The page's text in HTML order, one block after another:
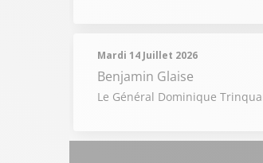
Mardi 14 Juillet 2026
Benjamin Glaise
Le Général Dominique